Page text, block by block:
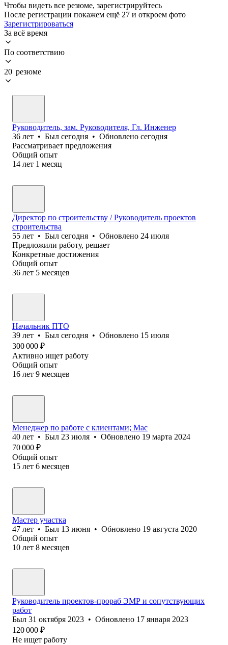
Чтобы видеть все резюме, зарегистрируйтесь
После регистрации покажем ещё 27 и откроем фото
Зарегистрироваться
За всё время
По соответствию
20 резюме
Руководитель, зам. Руководителя, Гл. Инженер
36 лет • Был сегодня • Обновлено сегодня
Рассматривает предложения
Общий опыт
14 лет 1 месяц
Директор по строительству / Руководитель проектов
строительства
55 лет • Был сегодня • Обновлено 24 июля
Предложили работу, решает
Конкретные достижения
Общий опыт
36 лет 5 месяцев
Начальник ПТО
39 лет • Был сегодня • Обновлено 15 июля
300 000 ₽
Активно ищет работу
Общий опыт
16 лет 9 месяцев
Менеджер по работе с клиентами; Мас
40 лет • Был 23 июля • Обновлено 19 марта 2024
70 000 ₽
Общий опыт
15 лет 6 месяцев
Мастер участка
47 лет • Был 13 июня • Обновлено 19 августа 2020
Общий опыт
10 лет 8 месяцев
Руководитель проектов-прораб ЭМР и сопутствующих
работ
Был 31 октября 2023 • Обновлено 17 января 2023
120 000 ₽
Не ищет работу